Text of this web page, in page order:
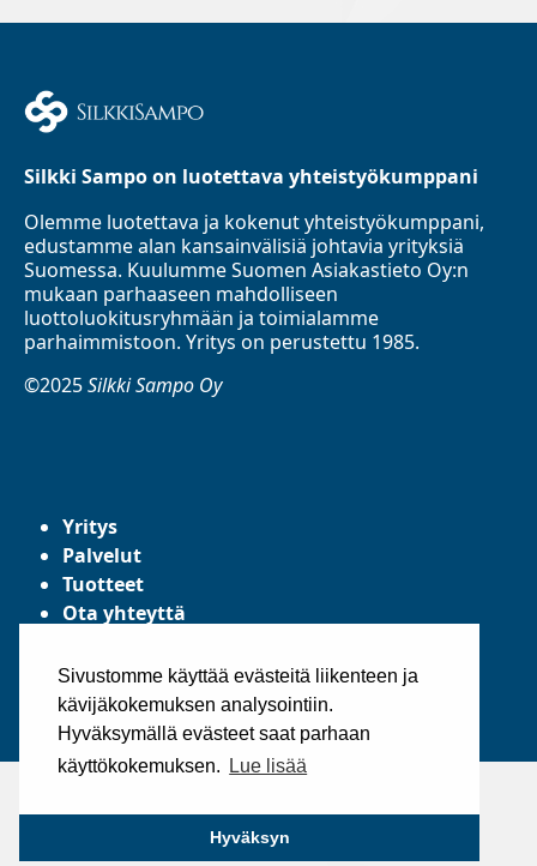
Sivustomme käyttää evästeitä liikenteen ja
kävijäkokemuksen analysointiin.
Hyväksymällä evästeet saat parhaan
käyttökokemuksen.
Lue lisää
Hyväksyn
Silkki Sampo on luotettava yhteistyökumppani
Olemme luotettava ja kokenut yhteistyökumppani,
edustamme alan kansainvälisiä johtavia yrityksiä
Suomessa. Kuulumme Suomen Asiakastieto Oy:n
mukaan parhaaseen mahdolliseen
luottoluokitusryhmään ja toimialamme
parhaimmistoon. Yritys on perustettu 1985.
©2025Silkki Sampo Oy
Yritys
Palvelut
Tuotteet
Ota yhteyttä
Yleiset toimitusehdot